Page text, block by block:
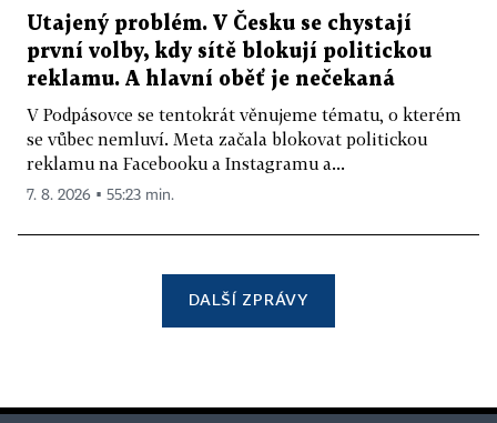
Utajený problém. V Česku se chystají
první volby, kdy sítě blokují politickou
reklamu. A hlavní oběť je nečekaná
V Podpásovce se tentokrát věnujeme tématu, o kterém
se vůbec nemluví. Meta začala blokovat politickou
reklamu na Facebooku a Instagramu a...
7. 8. 2026 ▪ 55:23 min.
DALŠÍ ZPRÁVY